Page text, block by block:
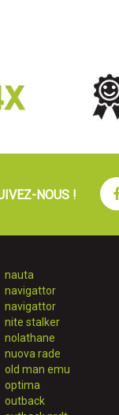
NOUS !
nauta
navigattor
navigattor
nite stalker
nolathane
nuova rade
old man emu
optima
outback